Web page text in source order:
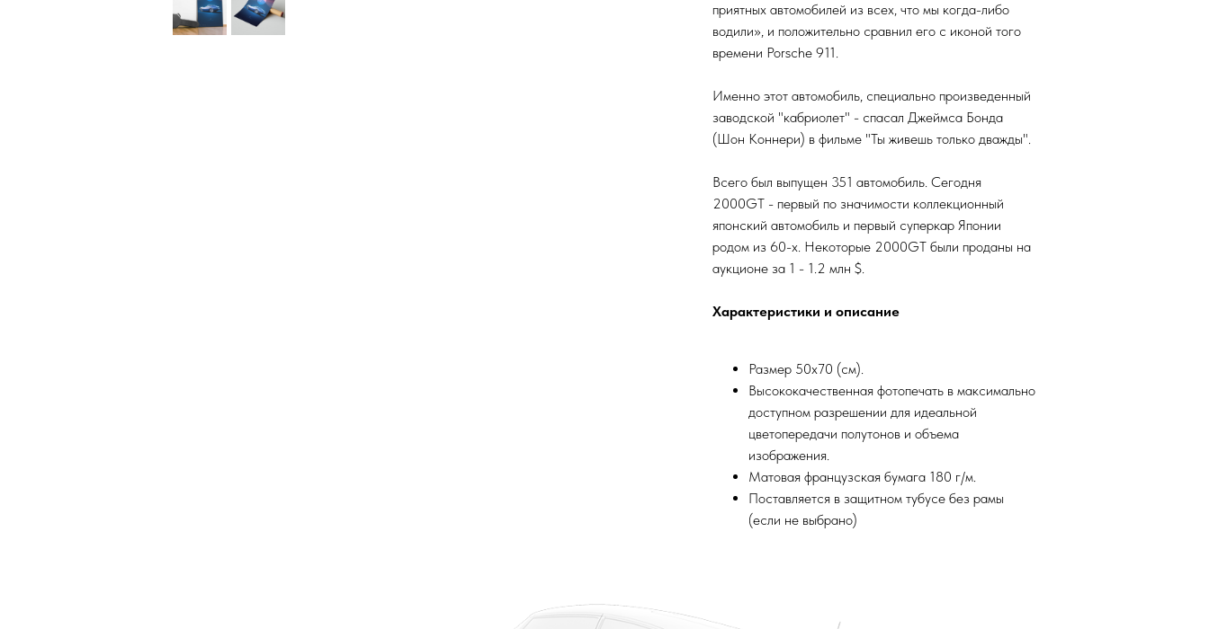
приятных автомобилей из всех, что мы когда-либо
водили», и положительно сравнил его с иконой того
времени Porsche 911.
Именно этот автомобиль, специально произведенный
заводской "кабриолет" - спасал Джеймса Бонда
(Шон Коннери) в фильме "Ты живешь только дважды".
Всего был выпущен 351 автомобиль. Сегодня
2000GT - первый по значимости коллекционный
японский автомобиль и первый суперкар Японии
родом из 60-х. Некоторые 2000GT были проданы на
аукционе за 1 - 1.2 млн $.
Характеристики и описание
Размер 50х70 (см).
Высококачественная фотопечать в максимально
доступном разрешении для идеальной
цветопередачи полутонов и объема
изображения.
Матовая французская бумага 180 г/м.
Поставляется в защитном тубусе без рамы
(если не выбрано)